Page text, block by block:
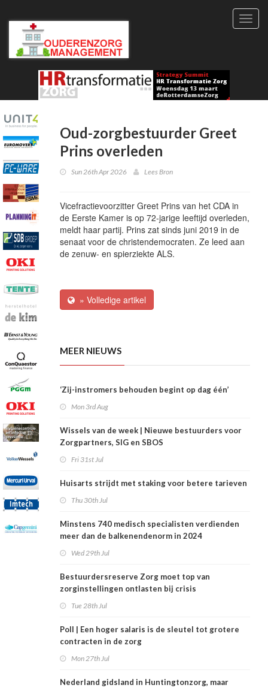
Oud-zorgbestuurder Greet
Prins overleden
Sun 26th Apr 2026 Lees Bron
Vicefractievoorzitter Greet Prins van het CDA in
de Eerste Kamer is op 72-jarige leeftijd overleden,
meldt haar partij. Prins zat sinds juni 2019 in de
senaat voor de christendemocraten. Ze leed aan
de zenuw- en spierziekte ALS.
» Volledige artikel
MEER NIEUWS
‘Zij-instromers behouden begint op dag één’
Mon 3rd Aug
Wissels van de week | Nieuwe bestuurders voor
Zorgpartners, SIG en SBOS
Fri 31st Jul
Huisarts strijdt met staking voor betere tarieven
Thu 30th Jul
Minstens 740 medisch specialisten verdienden
meer dan de balkenendenorm in 2024
Wed 29th Jul
Bestuurdersreserve Zorg moet top van
zorginstellingen ontlasten bij crisis
Tue 28th Jul
Poll | Een hoger salaris is de sleutel tot grotere
contracten in de zorg
Mon 27th Jul
Nederland gidsland in Huntingtonzorg, maar